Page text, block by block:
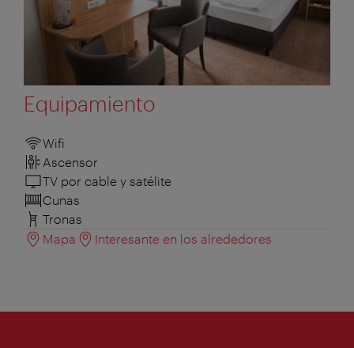
Equipamiento
Wifi
Ascensor
TV por cable y satélite
Cunas
Tronas
Mapa
Interesante en los alrededores